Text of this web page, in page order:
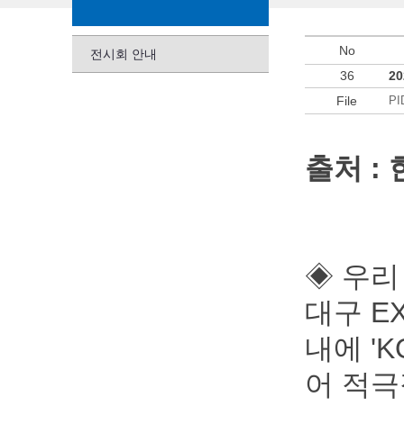
전시회 안내
No
36
File
출처 :
◈ 우리
대구
내에
어 적